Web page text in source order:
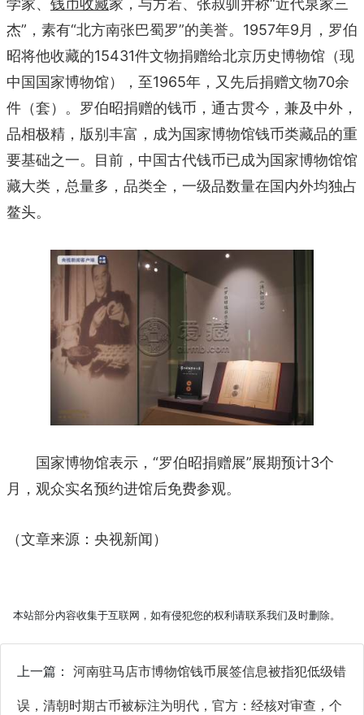
学家、 钱币收藏家，与方若、张叔驯并称“近代泉家三
杰”，素有“北方南张巴蜀罗”的美誉。1957年9月，罗伯
昭将他收藏的15431件文物捐赠给北京历史博物馆（现
中国国家博物馆），至1965年，又先后捐赠文物70余
件（套）。罗伯昭捐赠的钱币，通古贯今，兼及中外，
品相极精，版别丰富，成为国家博物馆钱币类藏品的重
要基础之一。目前，中国古代钱币已成为国家博物馆馆
藏大类，总量多，品类全，一级品数量在国内外均独占
鳌头。
国家博物馆表示，“罗伯昭捐赠展”展期预计3个
月，观众实名预约进馆后免费参观。
（文章来源：央视新闻）
本站部分内容收集于互联网，如有侵犯您的权利请联系我们及时删除。
上一篇： 河南驻马店市博物馆钱币展签信息被指犯低级错
误，清朝时期古币被标注为明代，官方：经核对审查，个